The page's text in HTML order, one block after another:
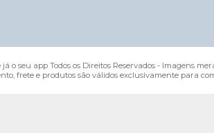
o seu app Todos os Direitos Reservados - Imagens
frete e produtos são válidos exclusivamente para